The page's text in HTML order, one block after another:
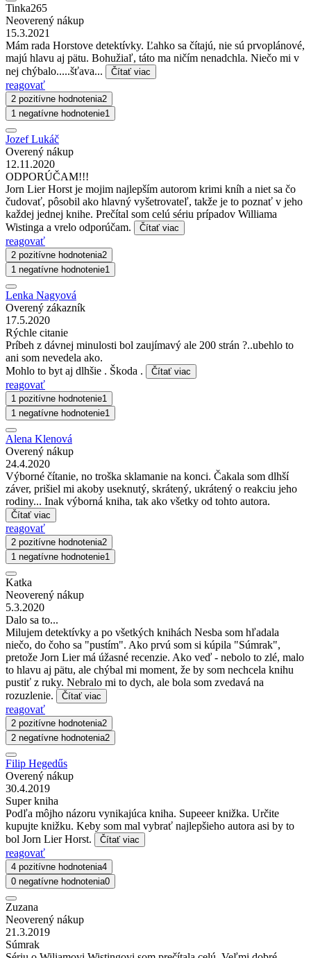
Tinka265
Neoverený nákup
15.3.2021
Mám rada Horstove detektívky. Ľahko sa čítajú, nie sú prvoplánové,
majú hlavu aj pätu. Bohužiaľ, táto ma ničím nenadchla. Niečo mi v
nej chýbalo.....šťava...
Čítať viac
reagovať
2 pozitívne hodnotenia2
1 negatívne hodnotenie1
Jozef Lukáč
Overený nákup
12.11.2020
ODPORÚČAM!!!
Jorn Lier Horst je mojim najlepším autorom krimi kníh a niet sa čo
čudovať, pôsobil ako hlavný vyšetrovateľ, takže je to poznať v jeho
každej jednej knihe. Prečítal som celú sériu prípadov Williama
Wistinga a vrelo odporúčam.
Čítať viac
reagovať
2 pozitívne hodnotenia2
1 negatívne hodnotenie1
Lenka Nagyová
Overený zákazník
17.5.2020
Rýchle citanie
Príbeh z dávnej minulosti bol zaujímavý ale 200 strán ?..ubehlo to
ani som nevedela ako.
Mohlo to byt aj dlhšie . Škoda .
Čítať viac
reagovať
1 pozitívne hodnotenie1
1 negatívne hodnotenie1
Alena Klenová
Overený nákup
24.4.2020
Výborné čítanie, no troška sklamanie na konci. Čakala som dlhší
záver, prišiel mi akoby useknutý, skrátený, ukrátený o reakciu jeho
rodiny... Inak výborná kniha, tak ako všetky od tohto autora.
Čítať viac
reagovať
2 pozitívne hodnotenia2
1 negatívne hodnotenie1
Katka
Neoverený nákup
5.3.2020
Dalo sa to...
Milujem detektívky a po všetkých knihách Nesba som hľadala
niečo, do čoho sa "pustím". Ako prvú som si kúpila "Súmrak",
pretože Jorn Lier má úžasné recenzie. Ako veď - nebolo to zlé, malo
to hlavu aj pätu, ale chýbal mi moment, že by som nechcela knihu
pustiť z ruky. Nebralo mi to dych, ale bola som zvedavá na
rozuzlenie.
Čítať viac
reagovať
2 pozitívne hodnotenia2
2 negatívne hodnotenia2
Filip Hegedűs
Overený nákup
30.4.2019
Super kniha
Podľa môjho názoru vynikajúca kniha. Supeeer knižka. Určite
kupujte knižku. Keby som mal vybrať najlepšieho autora asi by to
bol Jorn Lier Horst.
Čítať viac
reagovať
4 pozitívne hodnotenia4
0 negatívne hodnotenia0
Zuzana
Neoverený nákup
21.3.2019
Súmrak